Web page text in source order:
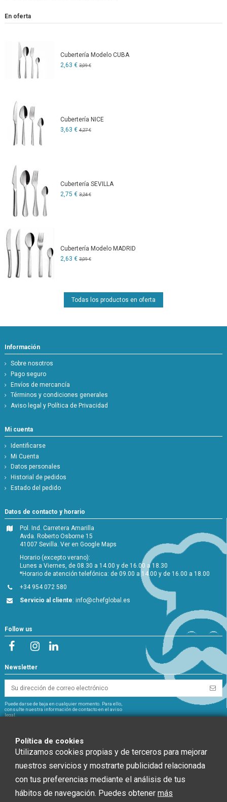
En oferta
Cubertería Modelo CUBA
2,63 € 3,09 €
Cubertería NICE
3,63 € 4,27 €
Cubertería SEVILLA
2,75 € 3,24 €
Cubertería Modelo MADRID
2,63 € 3,09 €
Todas los productos en oferta
Información
Sobre nosotros
Pago seguro
Envíos de mercancía
Términos y condiciones generales
Aviso legal y Política de Privacidad
Mi cuenta
Identificarse
Mi Cuenta
Datos personales
Historial de pedidos
Estado del pedido
Datos de contacto y horario
Pol. Ind. Carretera Amarilla
Avda. Roberto Osborne 15
41007 Sevilla.Ver en Google Maps
Horario (excepto verano):
Lunes a Viernes, de 08.30 a 14.00 y de 16.00 a 18.30
*Horario de atención telefónica: de 09.00 a 14.00 y de 16.00 a 18.00
+34 954 072 580
Servicio al cliente:info@chefglobal.es
Follow us
Newsletter
Puede darse de baja en cualquier momento. Para ello,
consulte nuestra información de contacto en el aviso
legal.
CHEF GLOBAL 2014 SOCIEDAD LIMITADA ha recibido una ayuda de la Unión
Europea con cargo al Fondo NextGenerationEU, en el marco del Plan de
Política de cookies
Utilizamos cookies propias y de terceros para mejorar
nuestros servicios y mostrarte publicidad relacionada
con tus preferencias mediante el análisis de tus
hábitos de navegación. Puedes obtener más